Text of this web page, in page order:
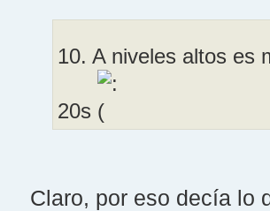
10. A niveles altos es
20s
Claro, por eso decía lo